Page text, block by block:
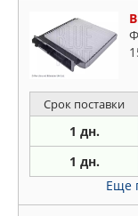
Срок поставки
1 дн.
1 дн.
Еще